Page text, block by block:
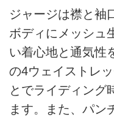
ジャージは襟と袖
ボディにメッシュ
い着心地と通気性
の4ウェイストレ
とでライディング
ます。また、パン